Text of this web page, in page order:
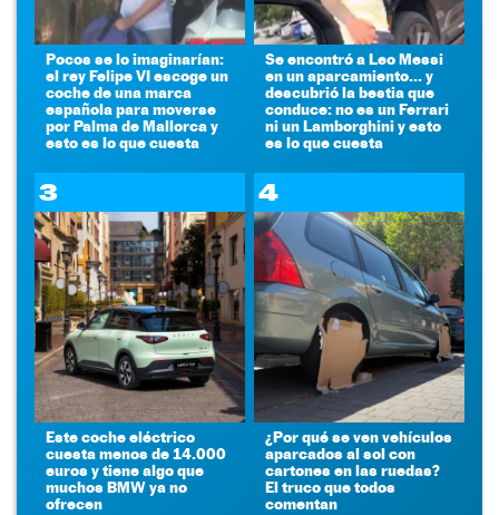
Pocos se lo imaginarían:
el rey Felipe VI escoge un
coche de una marca
española para moverse
por Palma de Mallorca y
esto es lo que cuesta
Se encontró a Leo Messi
en un aparcamiento... y
descubrió la bestia que
conduce: no es un Ferrari
ni un Lamborghini y esto
es lo que cuesta
3
Este coche eléctrico
cuesta menos de 14.000
euros y tiene algo que
muchos BMW ya no
ofrecen
4
¿Por qué se ven vehículos
aparcados al sol con
cartones en las ruedas?
El truco que todos
comentan